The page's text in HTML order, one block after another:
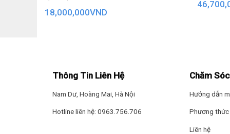
18,000,000VND
Thông Tin Liên Hệ
Nam Dư, Hoàng Mai, Hà Nội
Hotline liên hệ: 0963.756.706
Chăm
Hướng dẫn
Phương
Liên hệ